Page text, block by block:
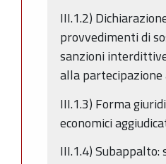
III.1.2)
provvedimenti di
sanzioni
alla partecipazione
III.1.3) Forma
economici
III.1.4) Subappalto: